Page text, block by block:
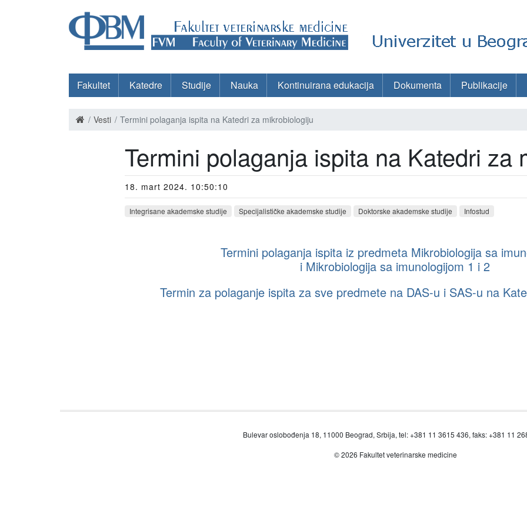
Fakultet Katedre Studije Nauka Kontinuirana edukacija Dokumenta Publikacije
Vesti Termini polaganja ispita na Katedri za mikrobiologiju
Termini polaganja ispita na Katedri za
18. mart 2024. 10:50:10
Integrisane akademske studije Specijalističke akademske studije Doktorske akademske studije Infostud
Termini polaganja ispita iz predmeta Mikrobiologija sa
i Mikrobiologija sa imunologijom 1 i 2
Termin za polaganje ispita za sve predmete na DAS-u i SAS-u na
Bulevar oslobođenja 18, 11000 Beograd, Srbija, tel: +381 11 3615 436, faks: +381 11
© 2026 Fakultet veterinarske medicine